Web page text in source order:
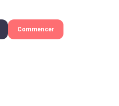
Commencer